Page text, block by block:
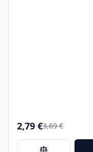
2,79 €3,69 €